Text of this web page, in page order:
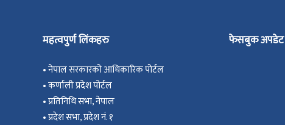
महत्वपुर्ण लिंकहरु
•नेपाल सरकारको आधिकारिक पोर्टल
•कर्णाली प्रदेश पोर्टल
•प्रतिनिधि सभा, नेपाल
•प्रदेश सभा, प्रदेश नं. १
फेसबुक अपडेट